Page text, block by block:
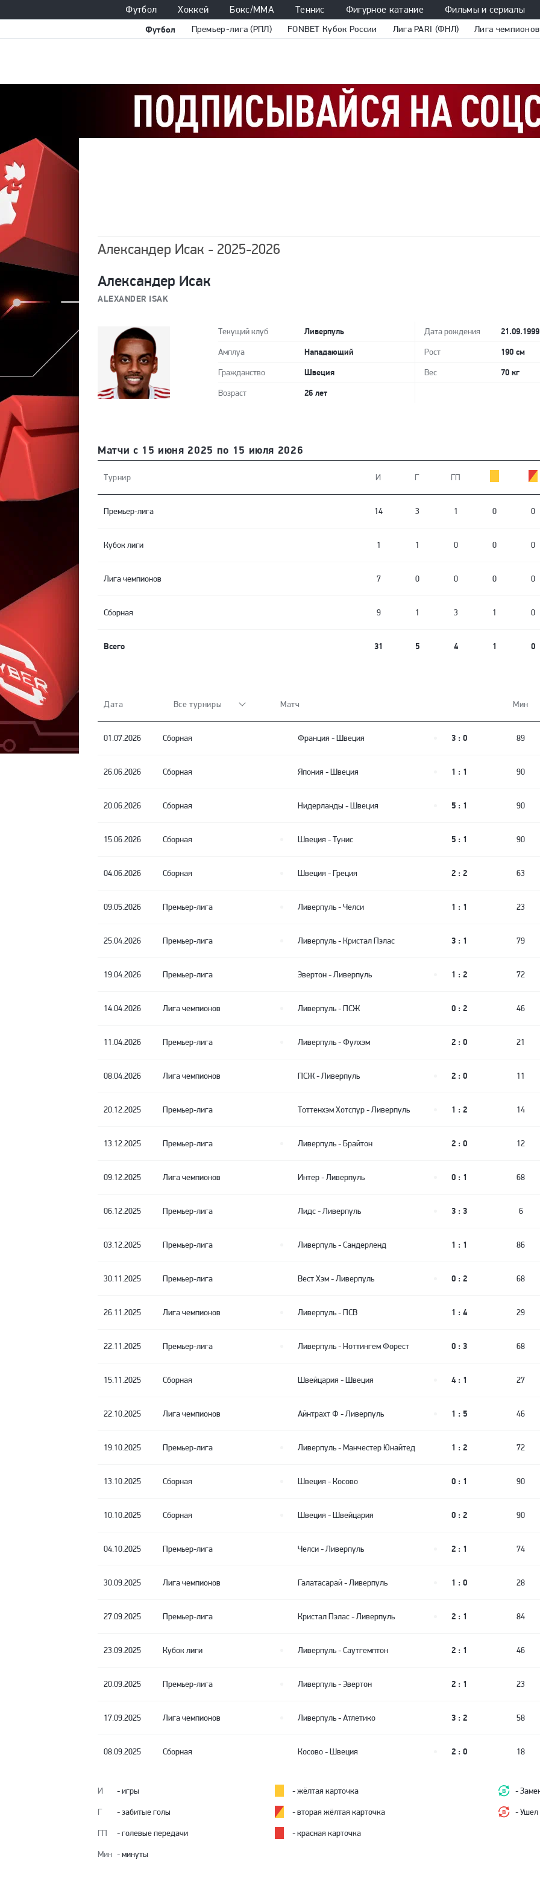
Футбол Хоккей Бокс/ММА Теннис Фигурное катание
Фильмы и сериалы
Футбол
Премьер-лига (РПЛ) FONBET Кубок России Лига PARI (ФНЛ) Лига чемпионов
Александер Исак - 2025-2026
Александер Исак
ALEXANDER ISAK
Текущий клуб Ливерпуль Дата рождения 21.09.1999
Амплуа Нападающий Рост 190 см
Гражданство Швеция Вес 70 кг
Возраст 26 лет
Матчи с 15 июня 2025 по 15 июля 2026
Турнир И Г ГП
Премьер-лига 14 3 1 0 0
Кубок лиги 1 1 0 0 0
Лига чемпионов 7 0 0 0 0
Сборная 9 1 3 1 0
Всего 31 5 4 1 0
Дата Все турниры Матч Мин
01.07.2026 Сборная Франция -Швеция 3 : 0 89
26.06.2026 Сборная Япония -Швеция 1 : 1 90
20.06.2026 Сборная Нидерланды -Швеция 5 : 1 90
15.06.2026 Сборная Швеция -Тунис 5 : 1 90
04.06.2026 Сборная Швеция -Греция 2 : 2 63
09.05.2026 Премьер-лига Ливерпуль-Челси 1 : 1 23
25.04.2026 Премьер-лига Ливерпуль-Кристал Пэлас 3 : 1 79
19.04.2026 Премьер-лига Эвертон-Ливерпуль 1 : 2 72
14.04.2026 Лига чемпионов Ливерпуль-ПСЖ 0 : 2 46
11.04.2026 Премьер-лига Ливерпуль-Фулхэм 2 : 0 21
08.04.2026 Лига чемпионов ПСЖ-Ливерпуль 2 : 0 11
20.12.2025 Премьер-лига Тоттенхэм Хотспур-Ливерпуль 1 : 2 14
13.12.2025 Премьер-лига Ливерпуль-Брайтон 2 : 0 12
09.12.2025 Лига чемпионов Интер-Ливерпуль 0 : 1 68
06.12.2025 Премьер-лига Лидс-Ливерпуль 3 : 3 6
03.12.2025 Премьер-лига Ливерпуль-Сандерленд 1 : 1 86
30.11.2025 Премьер-лига Вест Хэм-Ливерпуль 0 : 2 68
26.11.2025 Лига чемпионов Ливерпуль-ПСВ 1 : 4 29
22.11.2025 Премьер-лига Ливерпуль-Ноттингем Форест 0 : 3 68
15.11.2025 Сборная Швейцария -Швеция 4 : 1 27
22.10.2025 Лига чемпионов Айнтрахт Ф -Ливерпуль 1 : 5 46
19.10.2025 Премьер-лига Ливерпуль-Манчестер Юнайтед 1 : 2 72
13.10.2025 Сборная Швеция -Косово 0 : 1 90
10.10.2025 Сборная Швеция -Швейцария 0 : 2 90
04.10.2025 Премьер-лига Челси-Ливерпуль 2 : 1 74
30.09.2025 Лига чемпионов Галатасарай-Ливерпуль 1 : 0 28
27.09.2025 Премьер-лига Кристал Пэлас-Ливерпуль 2 : 1 84
23.09.2025 Кубок лиги Ливерпуль-Саутгемптон 2 : 1 46
20.09.2025 Премьер-лига Ливерпуль-Эвертон 2 : 1 23
17.09.2025 Лига чемпионов Ливерпуль-Атлетико 3 : 2 58
08.09.2025 Сборная Косово-Швеция 2 : 0 18
И - игры - жёлтая карточка -
Г - забитые голы - вторая жёлтая карточка - Ушел
ГП - голевые передачи - красная карточка
Мин - минуты